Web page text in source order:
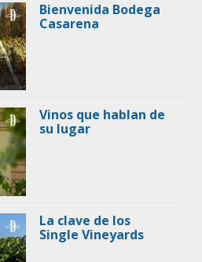
Bienvenida Bodega
Casarena
Vinos que hablan de
su lugar
La clave de los
Single Vineyards